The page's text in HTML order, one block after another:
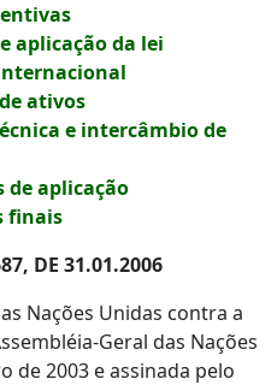
aplicação da lei
ativos
e intercâmbio de
de aplicação
finais
DE 31.01.2006
Nações Unidas contra a
Geral das Nações
de 2003 e assinada pelo